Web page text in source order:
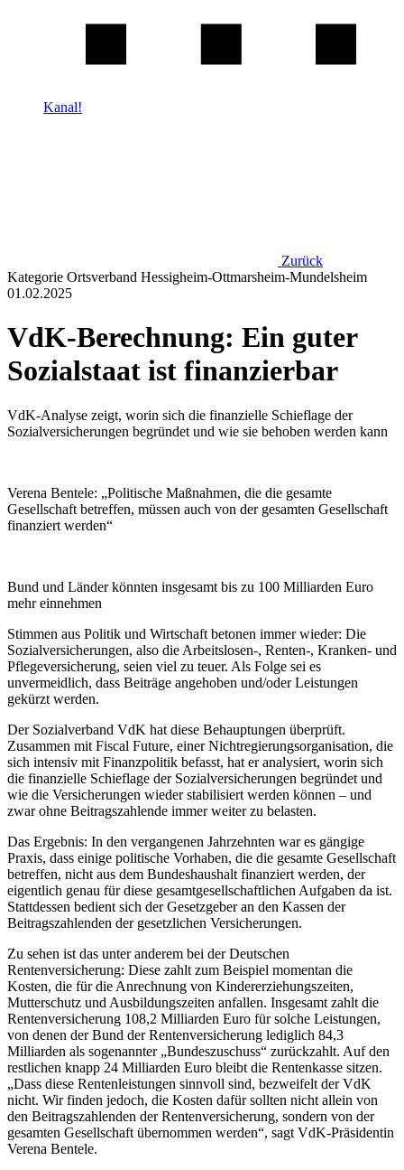
Kanal!
Zurück
Kategorie Ortsverband Hessigheim-Ottmarsheim-Mundelsheim
01.02.2025
VdK-Berechnung: Ein guter
Sozialstaat ist finanzierbar
VdK-Analyse zeigt, worin sich die finanzielle Schieflage der
Sozialversicherungen begründet und wie sie behoben werden kann
Verena Bentele: „Politische Maßnahmen, die die gesamte
Gesellschaft betreffen, müssen auch von der gesamten Gesellschaft
finanziert werden“
Bund und Länder könnten insgesamt bis zu 100 Milliarden Euro
mehr einnehmen
Stimmen aus Politik und Wirtschaft betonen immer wieder: Die
Sozialversicherungen, also die Arbeitslosen-, Renten-, Kranken- und
Pflegeversicherung, seien viel zu teuer. Als Folge sei es
unvermeidlich, dass Beiträge angehoben und/oder Leistungen
gekürzt werden.
Der Sozialverband VdK hat diese Behauptungen überprüft.
Zusammen mit Fiscal Future, einer Nichtregierungsorganisation, die
sich intensiv mit Finanzpolitik befasst, hat er analysiert, worin sich
die finanzielle Schieflage der Sozialversicherungen begründet und
wie die Versicherungen wieder stabilisiert werden können – und
zwar ohne Beitragszahlende immer weiter zu belasten.
Das Ergebnis: In den vergangenen Jahrzehnten war es gängige
Praxis, dass einige politische Vorhaben, die die gesamte Gesellschaft
betreffen, nicht aus dem Bundeshaushalt finanziert werden, der
eigentlich genau für diese gesamtgesellschaftlichen Aufgaben da ist.
Stattdessen bedient sich der Gesetzgeber an den Kassen der
Beitragszahlenden der gesetzlichen Versicherungen.
Zu sehen ist das unter anderem bei der Deutschen
Rentenversicherung: Diese zahlt zum Beispiel momentan die
Kosten, die für die Anrechnung von Kindererziehungszeiten,
Mutterschutz und Ausbildungszeiten anfallen. Insgesamt zahlt die
Rentenversicherung 108,2 Milliarden Euro für solche Leistungen,
von denen der Bund der Rentenversicherung lediglich 84,3
Milliarden als sogenannter „Bundeszuschuss“ zurückzahlt. Auf den
restlichen knapp 24 Milliarden Euro bleibt die Rentenkasse sitzen.
„Dass diese Rentenleistungen sinnvoll sind, bezweifelt der VdK
nicht. Wir finden jedoch, die Kosten dafür sollten nicht allein von
den Beitragszahlenden der Rentenversicherung, sondern von der
gesamten Gesellschaft übernommen werden“, sagt VdK-Präsidentin
Verena Bentele.